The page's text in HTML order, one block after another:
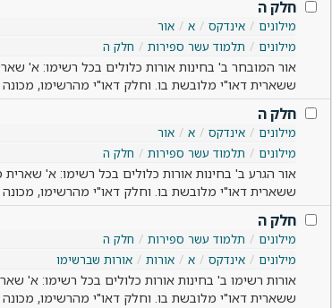
חלק ה
מילונים אינדקס א
אור
מילונים
תלמוד עשר ספירות חלק ה
אור המובחר ב' בחינות אורות כלולים בכל רשימו: א'
ששארית דאו"י מלובשת בו. וחלק דאו"י מהרשימו,
חלק ה
מילונים אינדקס א
אור
מילונים
תלמוד עשר ספירות חלק ה
אור הגרע ב' בחינות אורות כלולים בכל רשימו: א'
ששארית דאו"י מלובשת בו. וחלק דאו"י מהרשימו,
חלק ה
מילונים תלמוד עשר ספירות
חלק ה
מילונים
אינדקס א אורות אורות שברשימו
אורות רשימו ב' בחינות אורות כלולים בכל רשימו: א'
ששארית דאו"י מלובשת בו. וחלק דאו"י מהרשימו,